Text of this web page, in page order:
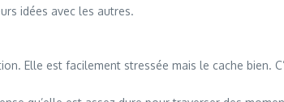
idées avec les autres.
Elle est facilement stressée mais le cache bien.